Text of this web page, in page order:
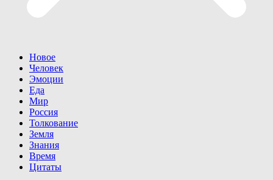
Новое
Человек
Эмоции
Еда
Мир
Россия
Толкование
Земля
Знания
Время
Цитаты